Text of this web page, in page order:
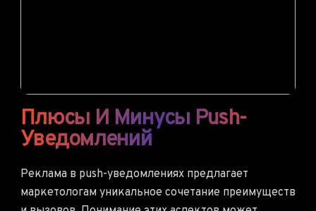
Плюсы И Минусы Push-
Уведомлений
Реклама в push-уведомлениях предлагает
маркетологам уникальное сочетание преимуществ